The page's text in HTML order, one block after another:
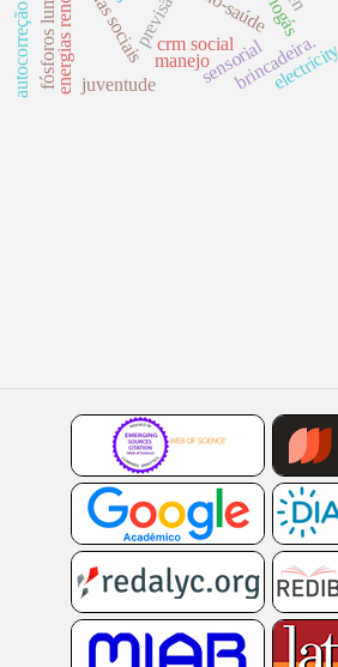
biogás
previsão
crm social
juventude brincadeira.
autocorreção electricity
sensorial
manejo